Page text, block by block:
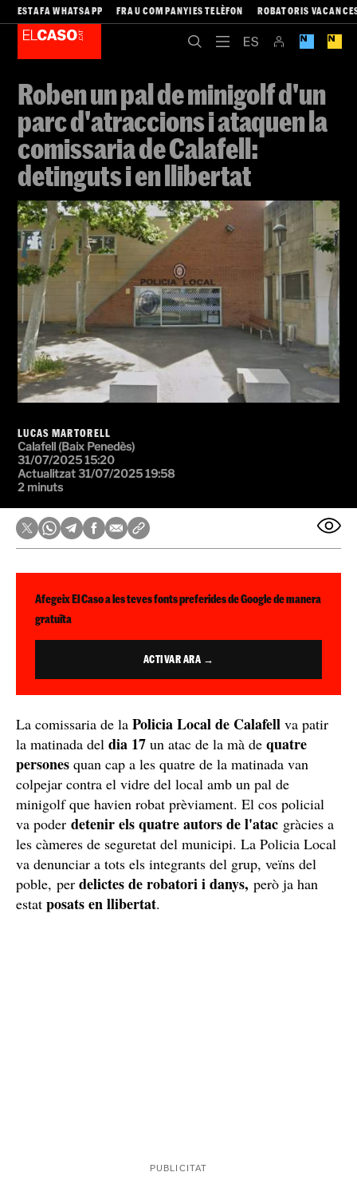
ESTAFA WHATSAPP FRAU COMPANYIES TELÈFON ROBATORIS
Roben un pal de minigolf d'un
parc d'atraccions i ataquen la
comissaria de Calafell:
detinguts i en llibertat
LUCAS MARTORELL
Calafell (Baix Penedès)
31/07/2025 15:20
Actualitzat 31/07/2025 19:58
2 minuts
Afegeix El Caso a les teves fonts preferides de Google de manera
gratuïta
ACTIVAR ARA →
La comissaria de la Policia Local de Calafell va patir
la matinada del dia 17 un atac de la mà de quatre
persones quan cap a les quatre de la matinada van
colpejar contra el vidre del local amb un pal de
minigolf que havien robat prèviament. El cos policial
va poder detenir els quatre autors de l'atac gràcies a
les càmeres de seguretat del municipi. La Policia Local
va denunciar a tots els integrants del grup, veïns del
poble, per delictes de robatori i danys, però ja han
estat posats en llibertat.